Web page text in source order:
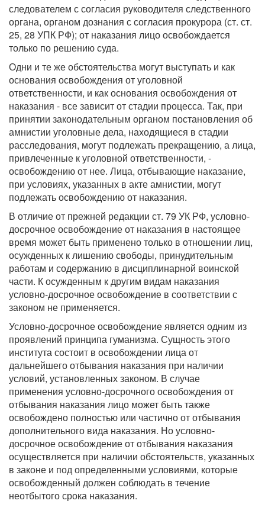
следователем с согласия руководителя следственного
органа, органом дознания с согласия прокурора (ст. ст.
25, 28 УПК РФ); от наказания лицо освобождается
только по решению суда.
Одни и те же обстоятельства могут выступать и как
основания освобождения от уголовной
ответственности, и как основания освобождения от
наказания - все зависит от стадии процесса. Так, при
принятии законодательным органом постановления об
амнистии уголовные дела, находящиеся в стадии
расследования, могут подлежать прекращению, а лица,
привлеченные к уголовной ответственности, -
освобождению от нее. Лица, отбывающие наказание,
при условиях, указанных в акте амнистии, могут
подлежать освобождению от наказания.
В отличие от прежней редакции ст. 79 УК РФ, условно-
досрочное освобождение от наказания в настоящее
время может быть применено только в отношении лиц,
осужденных к лишению свободы, принудительным
работам и содержанию в дисциплинарной воинской
части. К осужденным к другим видам наказания
условно-досрочное освобождение в соответствии с
законом не применяется.
Условно-досрочное освобождение является одним из
проявлений принципа гуманизма. Сущность этого
института состоит в освобождении лица от
дальнейшего отбывания наказания при наличии
условий, установленных законом. В случае
применения условно-досрочного освобождения от
отбывания наказания лицо может быть также
освобождено полностью или частично от отбывания
дополнительного вида наказания. Но условно-
досрочное освобождение от отбывания наказания
осуществляется при наличии обстоятельств, указанных
в законе и под определенными условиями, которые
освобожденный должен соблюдать в течение
неотбытого срока наказания.